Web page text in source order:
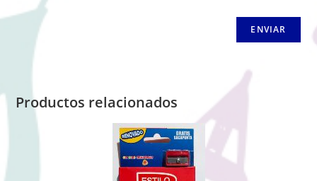
Productos relacionados